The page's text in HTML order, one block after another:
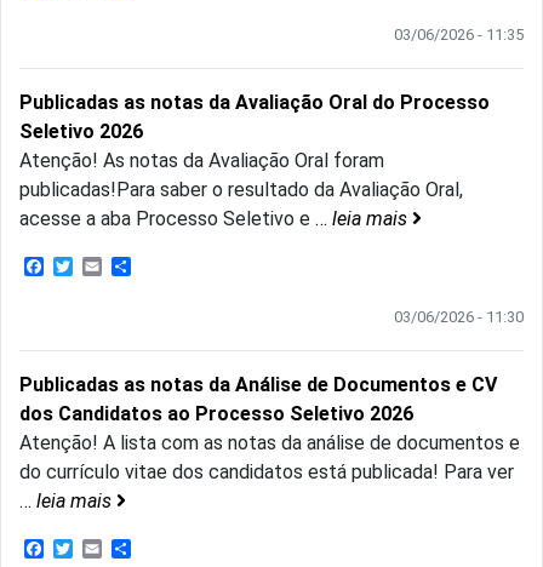
03/06/2026 - 11:35
Publicadas as notas da Avaliação Oral do Processo
Seletivo 2026
Atenção! As notas da Avaliação Oral foram
publicadas!Para saber o resultado da Avaliação Oral,
acesse a aba Processo Seletivo e … leia mais
Facebook
Twitter
Email
03/06/2026 - 11:30
Publicadas as notas da Análise de Documentos e CV
dos Candidatos ao Processo Seletivo 2026
Atenção! A lista com as notas da análise de documentos e
do currículo vitae dos candidatos está publicada! Para ver
… leia mais
Facebook
Twitter
Email